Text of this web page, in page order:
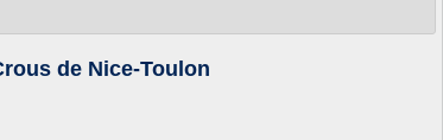
de Nice-Toulon